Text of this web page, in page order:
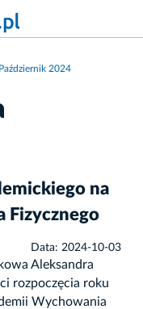
Październik 2024
na
Fizycznego
Data: 2024-10-03
Aleksandra
rozpoczęcia roku
Wychowania